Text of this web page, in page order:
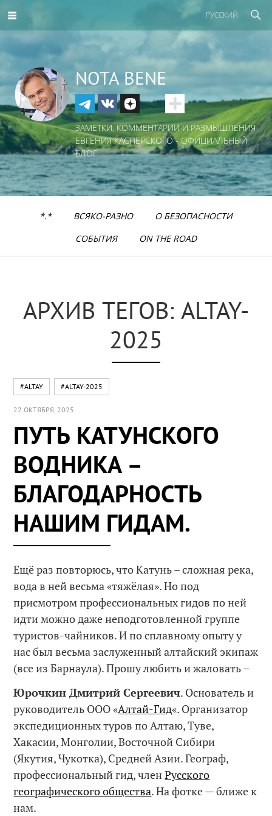
РУССКИЙ
NOTA BENE
ЗАМЕТКИ, КОММЕНТАРИИ И РАЗМЫШЛЕНИЯ
ЕВГЕНИЯ КАСПЕРСКОГО - ОФИЦИАЛЬНЫЙ
БЛОГ
*.* ВСЯКО-РАЗНО
О БЕЗОПАСНОСТИ
СОБЫТИЯ
ON THE ROAD
АРХИВ ТЕГОВ: ALTAY-
2025
#ALTAY #ALTAY-2025
22 ОКТЯБРЯ, 2025
ПУТЬ КАТУНСКОГО
ВОДНИКА –
БЛАГОДАРНОСТЬ
НАШИМ ГИДАМ.
Ещё раз повторюсь, что Катунь – сложная река,
вода в ней весьма «тяжёлая». Но под
присмотром профессиональных гидов по ней
идти можно даже неподготовленной группе
туристов-чайников. И по сплавному опыту у
нас был весьма заслуженный алтайский экипаж
(все из Барнаула). Прошу любить и жаловать –
Юрочкин Дмитрий Сергеевич. Основатель и
руководитель ООО «Алтай-Гид«. Организатор
экспедиционных туров по Алтаю, Туве,
Хакасии, Монголии, Восточной Сибири
(Якутия, Чукотка), Средней Азии. Географ,
профессиональный гид, членРусского
географического общества. На фотке — ближе к
нам.